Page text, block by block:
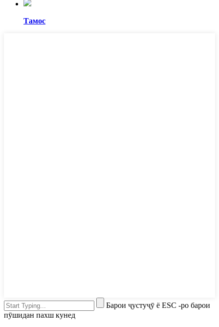
Тамос
Барои ҷустуҷӯ ё ESC -ро барои
пӯшидан пахш кунед